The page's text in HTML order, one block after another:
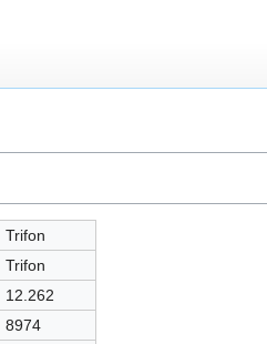
Trifon
Trifon
12.262
8974